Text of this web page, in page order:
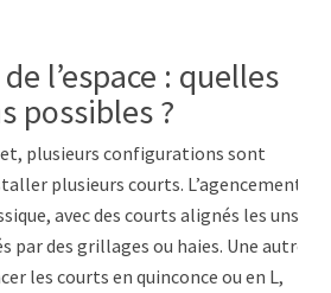
l’espace : quelles
possibles ?
plusieurs configurations sont
plusieurs courts. L’agencement
avec des courts alignés les uns à
par des grillages ou haies. Une autre
les courts en quinconce ou en L,